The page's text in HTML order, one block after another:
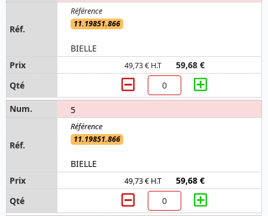
11.19851.866
BIELLE
49,73 € H.T 59,68 €
5
11.19851.866
BIELLE
49,73 € H.T 59,68 €